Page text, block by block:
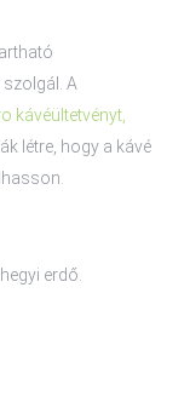
A
kávéültetvényt,
létre, hogy a kávé
erdő.